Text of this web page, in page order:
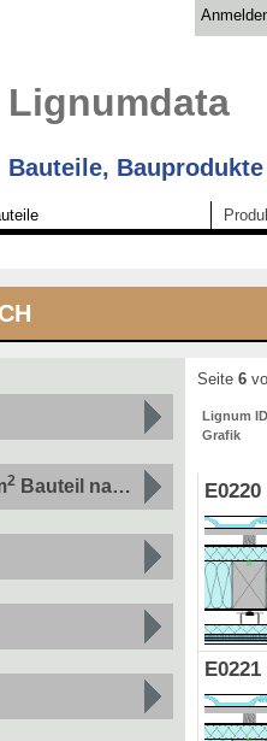
Lignumdata
Bauteile,
2 Bauteil nach Indikatoren
Seite 6
Lignum
Grafik
E0220
E0221